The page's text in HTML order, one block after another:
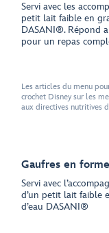
Servi avec les
petit lait faible en
DASANI®. Répond
pour un repas
Les articles du menu
crochet Disney sur les
aux directives nutritives
Gaufres en
Servi avec
d’un petit lait faible
d’eau DASANI®